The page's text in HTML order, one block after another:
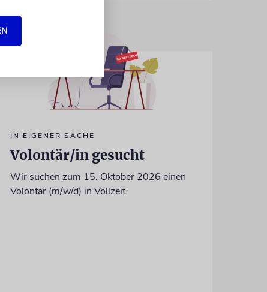
IN EIGENER SACHE
Volontär/in gesucht
Wir suchen zum 15. Oktober 2026 einen
Volontär (m/w/d) in Vollzeit